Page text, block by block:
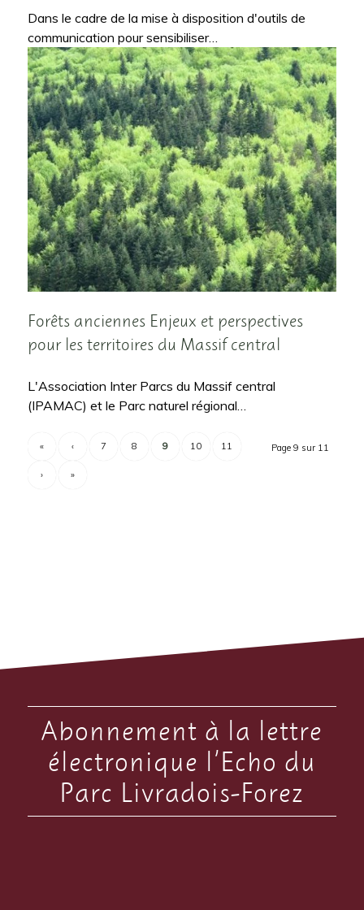
Dans le cadre de la mise à disposition d'outils de
communication pour sensibiliser…
Forêts anciennes Enjeux et perspectives
pour les territoires du Massif central
L'Association Inter Parcs du Massif central
(IPAMAC) et le Parc naturel régional…
Page 9 sur 11
« ‹ 7 8 9 10 11
› »
Abonnement à la lettre
électronique l’Echo du
Parc Livradois-Forez